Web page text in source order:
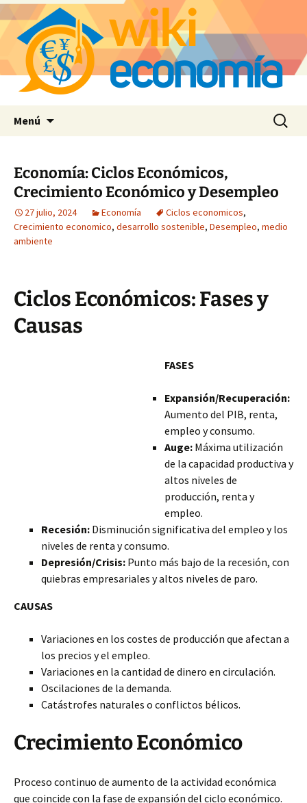
Menú Buscar:
Economía: Ciclos Económicos,
Crecimiento Económico y Desempleo
27 julio, 2024 Economía Ciclos economicos,
Crecimiento economico, desarrollo sostenible, Desempleo, medio
ambiente
Ciclos Económicos: Fases y
Causas
FASES
Expansión/Recuperación:
Aumento del PIB, renta,
empleo y consumo.
Auge: Máxima utilización
de la capacidad productiva y
altos niveles de
producción, renta y
empleo.
Recesión: Disminución significativa del empleo y los
niveles de renta y consumo.
Depresión/Crisis: Punto más bajo de la recesión, con
quiebras empresariales y altos niveles de paro.
CAUSAS
Variaciones en los costes de producción que afectan a
los precios y el empleo.
Variaciones en la cantidad de dinero en circulación.
Oscilaciones de la demanda.
Catástrofes naturales o conflictos bélicos.
Crecimiento Económico
Proceso continuo de aumento de la actividad económica
que coincide con la fase de expansión del ciclo económico.